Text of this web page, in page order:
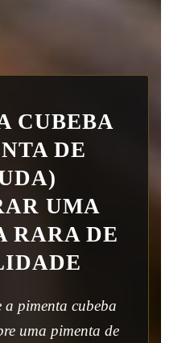
CUBEBA
DE
UMA
RARA DE
pimenta cubeba
uma pimenta de